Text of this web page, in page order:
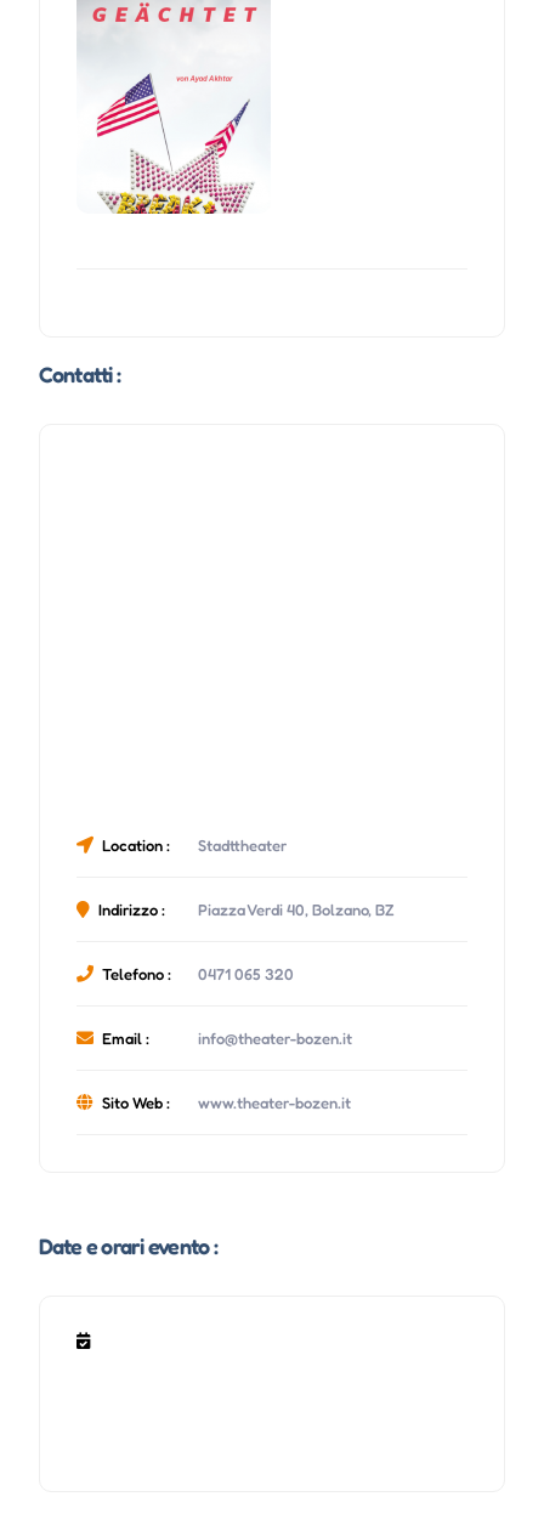
Contatti :
Location : Stadttheater
Indirizzo : Piazza Verdi 40, Bolzano, BZ
Telefono : 0471 065 320
Email : info@theater-bozen.it
Sito Web : www.theater-bozen.it
Date e orari evento :